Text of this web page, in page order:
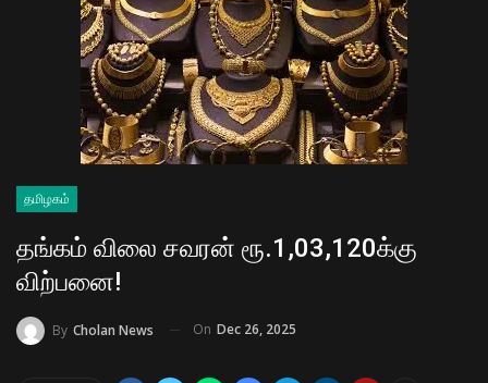
தமிழகம்
தங்கம் விலை சவரன் ரூ.1,03,120க்கு
விற்பனை!
By Cholan News On Dec 26, 2025